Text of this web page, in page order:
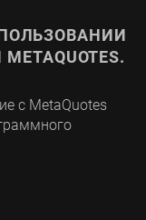
с MetaQuotes